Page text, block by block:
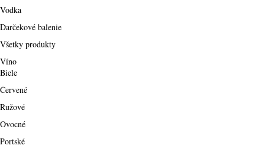
Vodka
Darčekové balenie
Všetky produkty
Víno
Biele
Červené
Ružové
Ovocné
Portské